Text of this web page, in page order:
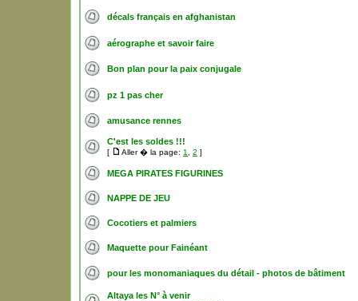
décals français en afghanistan
aérographe et savoir faire
Bon plan pour la paix conjugale
pz 1 pas cher
amusance rennes
C'est les soldes !!!
[ Aller � la page: 1 2 ]
MEGA PIRATES FIGURINES
NAPPE DE JEU
Cocotiers et palmiers
Maquette pour Fainéant
pour les monomaniaques du détail - photos de bâtiment
Altaya les N° à venir